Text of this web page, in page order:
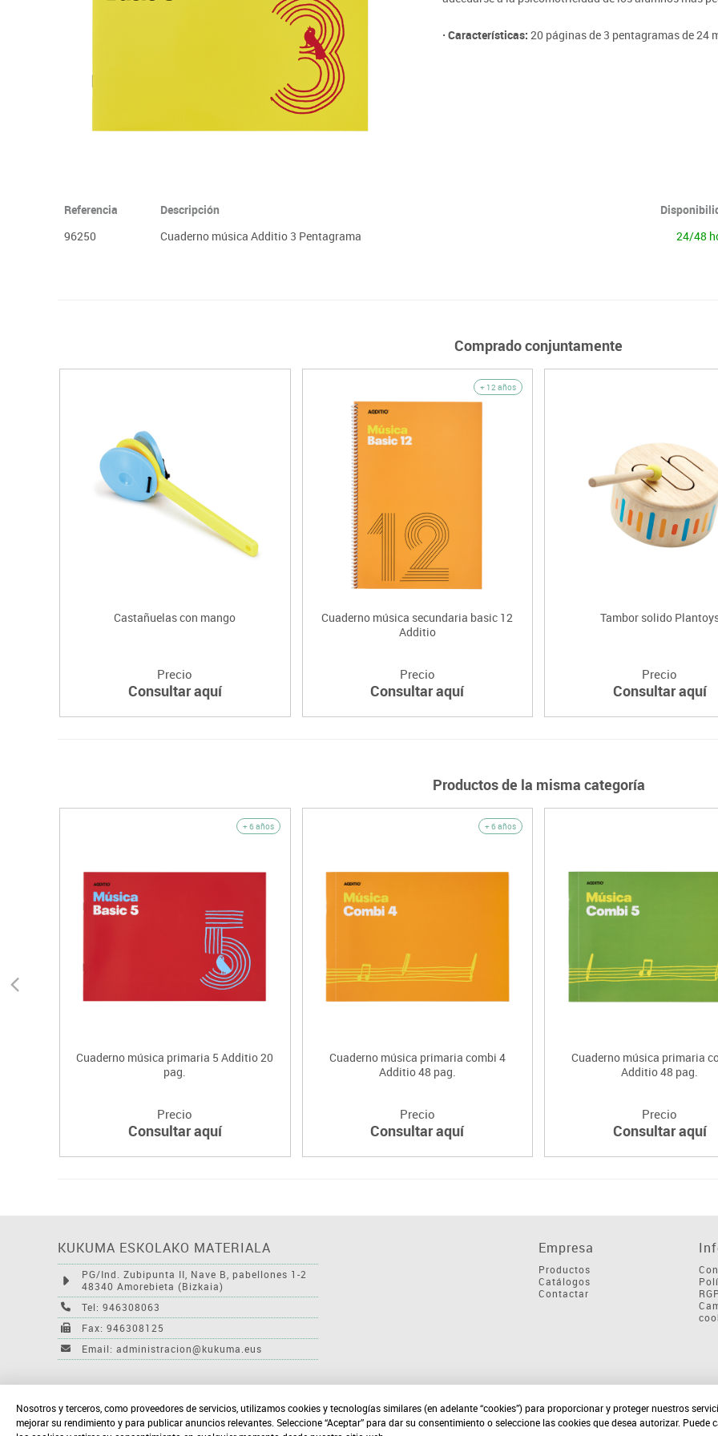
· Características: 20 páginas de 3 pentagramas de 24
Referencia Descripción
96250
Cuaderno música Additio 3 Pentagrama 24/48
Comprado conjuntamente
Castañuelas con mango
Precio
Consultar aquí
+ 12 años
Cuaderno música secundaria basic 12
Additio
Precio
Consultar aquí
Tambor solido
Precio
Consultar aquí
Productos de la misma categoría
+ 6 años
Cuaderno música primaria 5 Additio 20
pag.
Precio
Consultar aquí
+ 6 años
Cuaderno música primaria combi 4
Additio 48 pag.
Precio
Consultar aquí
Cuaderno música primaria
Additio 48 pag.
Precio
Consultar aquí
KUKUMA ESKOLAKO MATERIALA
PG/Ind. Zubipunta II, Nave B, pabellones 1-2
48340 Amorebieta (Bizkaia)
Tel: 946308063
Fax: 946308125
Email: administracion@kukuma.eus
Empresa
Productos
Catálogos
Contactar
Nosotros y terceros, como proveedores de servicios, utilizamos cookies y tecnologías similares (en adelante “cookies”) para proporcionar y proteger nuestros
mejorar su rendimiento y para publicar anuncios relevantes. Seleccione “Aceptar” para dar su consentimiento o seleccione las cookies que desea autorizar. Puede